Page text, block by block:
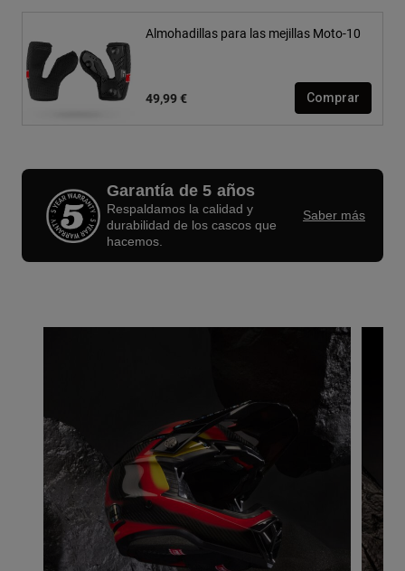
Almohadillas para las mejillas Moto-10
49,99 € Comprar
Garantía de 5 años
Respaldamos la calidad y
durabilidad de los cascos que
hacemos.
Saber más